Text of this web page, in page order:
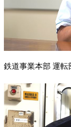
鉄道事業本部 運転